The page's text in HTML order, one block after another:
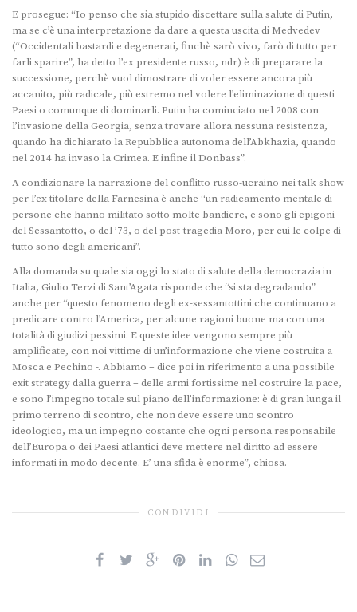
E prosegue: “Io penso che sia stupido discettare sulla salute di Putin,
ma se c’è una interpretazione da dare a questa uscita di Medvedev
(“Occidentali bastardi e degenerati, finchè sarò vivo, farò di tutto per
farli sparire”, ha detto l’ex presidente russo, ndr) è di preparare la
successione, perchè vuol dimostrare di voler essere ancora più
accanito, più radicale, più estremo nel volere l’eliminazione di questi
Paesi o comunque di dominarli. Putin ha cominciato nel 2008 con
l’invasione della Georgia, senza trovare allora nessuna resistenza,
quando ha dichiarato la Repubblica autonoma dell’Abkhazia, quando
nel 2014 ha invaso la Crimea. E infine il Donbass”.
A condizionare la narrazione del conflitto russo-ucraino nei talk show
per l’ex titolare della Farnesina è anche “un radicamento mentale di
persone che hanno militato sotto molte bandiere, e sono gli epigoni
del Sessantotto, o del ’73, o del post-tragedia Moro, per cui le colpe di
tutto sono degli americani”.
Alla domanda su quale sia oggi lo stato di salute della democrazia in
Italia, Giulio Terzi di Sant’Agata risponde che “si sta degradando”
anche per “questo fenomeno degli ex-sessantottini che continuano a
predicare contro l’America, per alcune ragioni buone ma con una
totalità di giudizi pessimi. E queste idee vengono sempre più
amplificate, con noi vittime di un’informazione che viene costruita a
Mosca e Pechino -. Abbiamo – dice poi in riferimento a una possibile
exit strategy dalla guerra – delle armi fortissime nel costruire la pace,
e sono l’impegno totale sul piano dell’informazione: è di gran lunga il
primo terreno di scontro, che non deve essere uno scontro
ideologico, ma un impegno costante che ogni persona responsabile
dell’Europa o dei Paesi atlantici deve mettere nel diritto ad essere
informati in modo decente. E’ una sfida è enorme”, chiosa.
CONDIVIDI